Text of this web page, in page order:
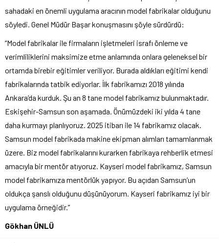
sahadaki en önemli uygulama aracının model fabrikalar olduğunu
söyledi. Genel Müdür Başar konuşmasını şöyle sürdürdü:
“Model fabrikalar ile firmaların işletmeleri israfı önleme ve
verimliliklerini maksimize etme anlamında onlara geleneksel bir
ortamda birebir eğitimler veriliyor. Burada aldıkları eğitimi kendi
fabrikalarında tatbik ediyorlar. İlk fabrikamızı 2018 yılında
Ankara’da kurduk. Şu an 8 tane model fabrikamız bulunmaktadır.
Eskişehir-Samsun son aşamada. Önümüzdeki iki yılda 4 tane
daha kurmayı planlıyoruz. 2025 itibarı ile 14 fabrikamız olacak.
Samsun model fabrikada makine ekipman alımları tamamlanmak
üzere. Biz model fabrikalarını kurarken fabrikaya rehberlik etmesi
amacıyla bir mentör atıyoruz. Kayseri model fabrikamız, Samsun
model fabrikamıza mentörlük yapıyor. Bu açıdan Samsun’un
oldukça şanslı olduğunu düşünüyorum. Kayseri fabrikamız iyi bir
uygulama örneğidir.”
Gökhan ÜNLÜ